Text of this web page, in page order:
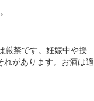
厳禁です。妊娠中や授
があります。お酒は適